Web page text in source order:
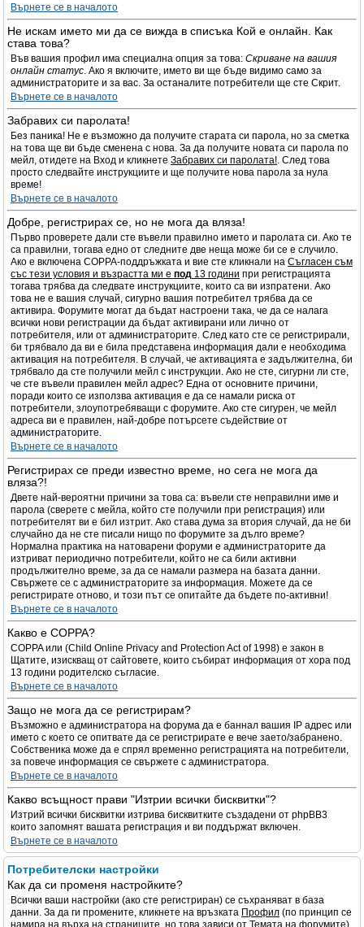
Върнете се в началото
Не искам името ми да се вижда в списъка Кой е онлайн. Как
става това?
Във вашия профил има специална опция за това: Скриване на вашия
онлайн статус. Ако я включите, името ви ще бъде видимо само за
администраторите и за вас. За останалите потребители ще сте Скрит.
Върнете се в началото
Забравих си паролата!
Без паника! Не е възможно да получите старата си парола, но за сметка
на това ще ви бъде сменена с нова. За да получите новата си парола по
мейл, отидете на Вход и кликнете Забравих си паролата!. След това
просто следвайте инструкциите и ще получите нова парола за нула
време!
Върнете се в началото
Добре, регистрирах се, но не мога да вляза!
Първо проверете дали сте въвели правилно името и паролата си. Ако те
са правилни, тогава едно от следните две неща може би се е случило.
Ако е включена COPPA-поддръжката и вие сте кликнали на Съгласен съм
със тези условия и възрастта ми е под 13 години при регистрацията
тогава трябва да следвате инструкциите, които са ви изпратени. Ако
това не е вашия случай, сигурно вашия потребител трябва да се
активира. Форумите могат да бъдат настроени така, че да се налага
всички нови регистрации да бъдат активирани или лично от
потребителя, или от администраторите. След като сте се регистрирали,
би трябвало да ви е била представена информация дали е необходима
активация на потребителя. В случай, че активацията е задължителна, би
трябвало да сте получили мейл с инструкции. Ако не сте, сигурни ли сте,
че сте въвели правилен мейл адрес? Една от основните причини,
поради които се използва активация е да се намали риска от
потребители, злоупотребяващи с форумите. Ако сте сигурен, че мейл
адреса ви е правилен, най-добре потърсете съдействие от
администраторите.
Върнете се в началото
Регистрирах се преди известно време, но сега не мога да
вляза?!
Двете най-вероятни причини за това са: въвели сте неправилни име и
парола (сверете с мейла, който сте получили при регистрация) или
потребителят ви е бил изтрит. Ако става дума за втория случай, да не би
случайно да не сте писали нищо по форумите за дълго време?
Нормална практика на натоварени форуми е администраторите да
изтриват периодично потребители, който не са били активни
продължително време, за да се намали размера на базата данни.
Свържете се с администраторите за информация. Можете да се
регистрирате отново, и този път се опитайте да бъдете по-активни!
Върнете се в началото
Какво е COPPA?
COPPA или (Child Online Privacy and Protection Act of 1998) е закон в
Щатите, изискващ от сайтовете, които събират информация от хора под
13 години родителско съгласие.
Върнете се в началото
Защо не мога да се регистрирам?
Възможно е администратора на форума да е баннал вашия IP адрес или
името с което се опитвате да се регистрирате е вече заето/забранено.
Собственика може да е спрял временно регистрацията на потребители,
за повече информация се свържете с администратора.
Върнете се в началото
Какво всъщност прави "Изтрии всички бисквитки"?
Изтрий всички бисквитки изтрива бисквитките създадени от phpBB3
които запомнят вашата регистрация и ви поддържат включен.
Върнете се в началото
Потребителски настройки
Как да си променя настройките?
Всички ваши настройки (ако сте регистриран) се съхраняват в база
данни. За да ги промените, кликнете на връзката Профил (по принцип се
намира на върха на страниците, но това зависи от Темата на форумите).